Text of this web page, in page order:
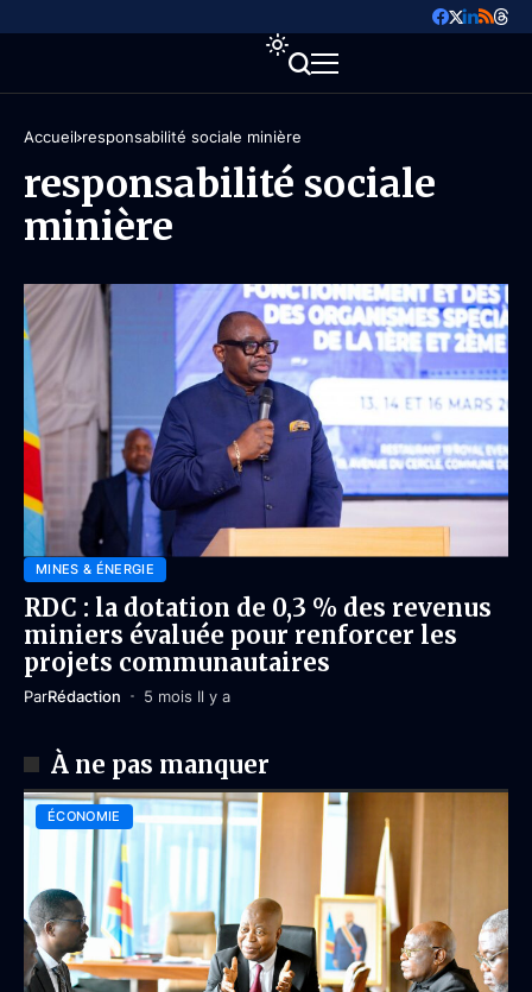
Accueil responsabilité sociale minière
responsabilité sociale
minière
MINES & ÉNERGIE
RDC : la dotation de 0,3 % des revenus
miniers évaluée pour renforcer les
projets communautaires
ParRédaction 5 mois Il y a
À ne pas manquer
ÉCONOMIE